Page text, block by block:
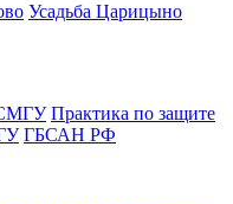
Усадьба Царицыно
Практика по защите
ГБСАН РФ